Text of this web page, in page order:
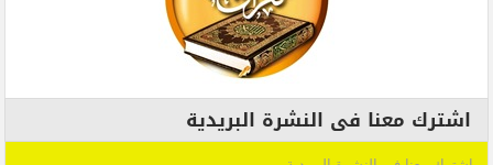
اشترك معنا فى النشرة البريدية